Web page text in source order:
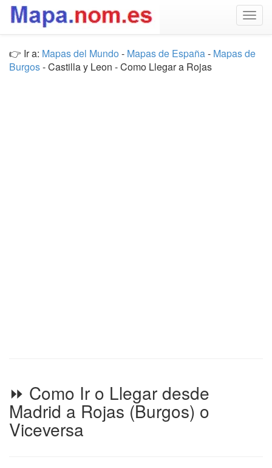
👉 Ir a: Mapas del Mundo - Mapas de España- Mapas de
Burgos- Castilla y Leon - Como Llegar a Rojas
⏩ Como Ir o Llegar desde
Madrid a Rojas (Burgos) o
Viceversa